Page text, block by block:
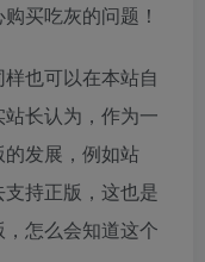
买吃灰的问题！
也可以在本站自
长认为，作为一
发展，例如站
持正版，这也是
怎么会知道这个